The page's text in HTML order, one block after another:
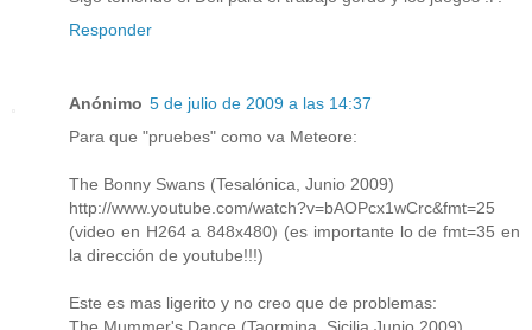
Responder
Anónimo 5 de julio de 2009 a las 14:37
Para que "pruebes" como va Meteore:
The Bonny Swans (Tesalónica, Junio 2009)
http://www.youtube.com/watch?v=bAOPcx1wCrc&fmt=25
(video en H264 a 848x480) (es importante lo de fmt=35 en
la dirección de youtube!!!)
Este es mas ligerito y no creo que de problemas: